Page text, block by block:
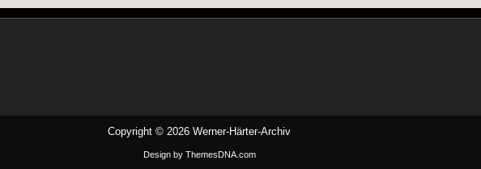
Copyright © 2026 Werner-Härter-Archiv
Design by ThemesDNA.com